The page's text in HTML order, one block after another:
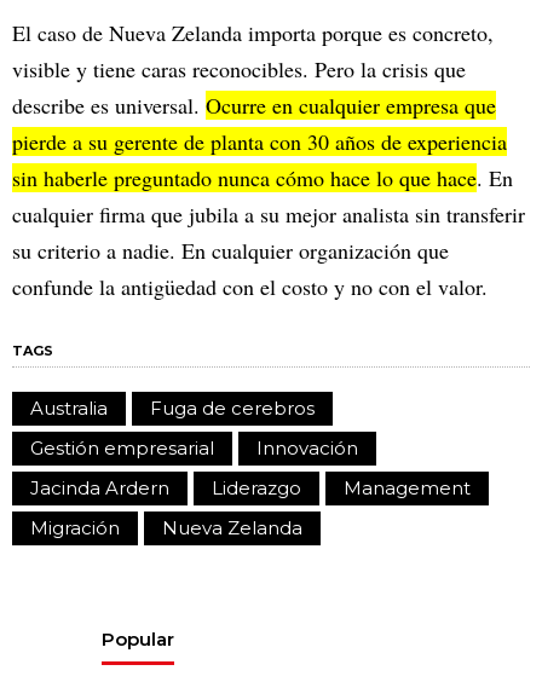
El caso de Nueva Zelanda importa porque es concreto,
visible y tiene caras reconocibles. Pero la crisis que
describe es universal. Ocurre en cualquier empresa que
pierde a su gerente de planta con 30 años de experiencia
sin haberle preguntado nunca cómo hace lo que hace. En
cualquier firma que jubila a su mejor analista sin transferir
su criterio a nadie. En cualquier organización que
confunde la antigüedad con el costo y no con el valor.
TAGS
Australia
Fuga de cerebros
Gestión empresarial
Innovación
Jacinda Ardern
Liderazgo
Management
Migración
Nueva Zelanda
Popular